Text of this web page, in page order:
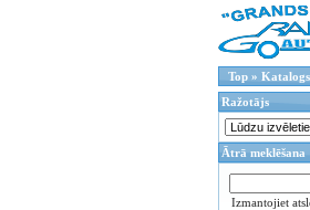
Top » Katalogs
Ražotājs
Ātrā meklēšana
Izmantojiet